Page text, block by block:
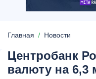
Главная Новости
Центробанк
валюту на 6,3